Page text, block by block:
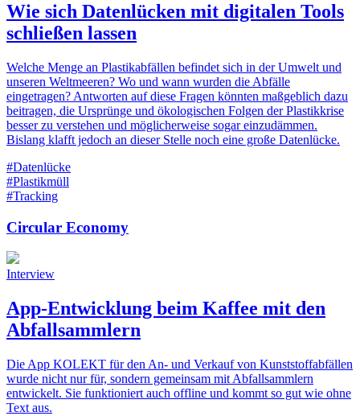
Wie sich Datenlücken mit digitalen Tools
schließen lassen
Welche Menge an Plastikabfällen befindet sich in der Umwelt und
unseren Weltmeeren? Wo und wann wurden die Abfälle
eingetragen? Antworten auf diese Fragen könnten maßgeblich dazu
beitragen, die Ursprünge und ökologischen Folgen der Plastikkrise
besser zu verstehen und möglicherweise sogar einzudämmen.
Bislang klafft jedoch an dieser Stelle noch eine große Datenlücke.
#Datenlücke
#Plastikmüll
#Tracking
Circular Economy
Interview
App-Entwicklung beim Kaffee mit den
Abfallsammlern
Die App KOLEKT für den An- und Verkauf von Kunststoffabfällen
wurde nicht nur für, sondern gemeinsam mit Abfallsammlern
entwickelt. Sie funktioniert auch offline und kommt so gut wie ohne
Text aus.